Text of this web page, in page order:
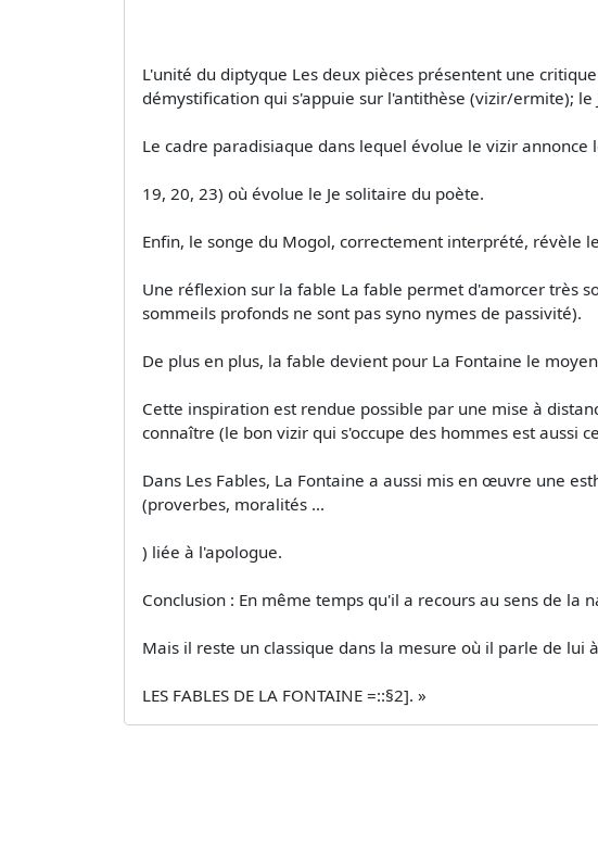
L'unité du diptyque Les deux pièces présentent une
démystification qui s'appuie sur l'antithèse (vizir/ermite);
Le cadre paradisiaque dans lequel évolue le vizir
19, 20, 23) où évolue le Je solitaire du poète.
Enfin, le songe du Mogol, correctement interprété, révèle
Une réflexion sur la fable La fable permet d'amorcer très
sommeils profonds ne sont pas syno­ nymes de passivité).
De plus en plus, la fable devient pour La Fontaine le
Cette inspiration est rendue possible par une mise à
connaître (le bon vizir qui s'occupe des hommes est aussi
Dans Les Fables, La Fontaine a aussi mis en œuvre une
(proverbes, moralités ...
) liée à l'apologue.
Conclusion : En même temps qu'il a recours au sens de
Mais il reste un classique dans la mesure où il parle de lui
LES FABLES DE LA FONTAINE =::§2]. »